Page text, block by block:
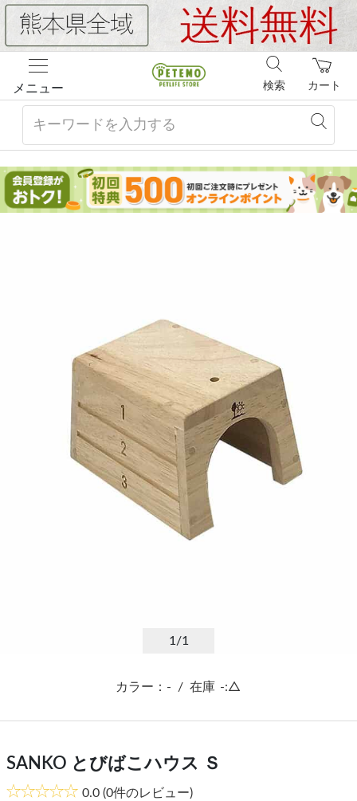
メニュー カート
検索
1/1
カラー：- / 在庫 -:△
SANKO とびばこハウス Ｓ
0.0 (0件のレビュー)